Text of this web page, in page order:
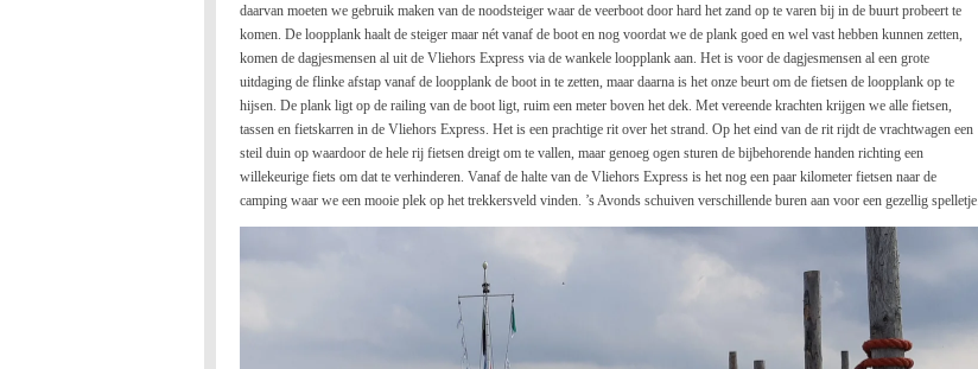
daarvan moeten we gebruik maken van de noodsteiger waar de veerboot door hard het zand op te varen bij in de buurt probeert te
komen. De loopplank haalt de steiger maar nét vanaf de boot en nog voordat we de plank goed en wel vast hebben kunnen zetten,
komen de dagjesmensen al uit de Vliehors Express via de wankele loopplank aan. Het is voor de dagjesmensen al een grote
uitdaging de flinke afstap vanaf de loopplank de boot in te zetten, maar daarna is het onze beurt om de fietsen de loopplank op te
hijsen. De plank ligt op de railing van de boot ligt, ruim een meter boven het dek. Met vereende krachten krijgen we alle fietsen,
tassen en fietskarren in de Vliehors Express. Het is een prachtige rit over het strand. Op het eind van de rit rijdt de vrachtwagen een
steil duin op waardoor de hele rij fietsen dreigt om te vallen, maar genoeg ogen sturen de bijbehorende handen richting een
willekeurige fiets om dat te verhinderen. Vanaf de halte van de Vliehors Express is het nog een paar kilometer fietsen naar de
camping waar we een mooie plek op het trekkersveld vinden. ’s Avonds schuiven verschillende buren aan voor een gezellig spelletje.